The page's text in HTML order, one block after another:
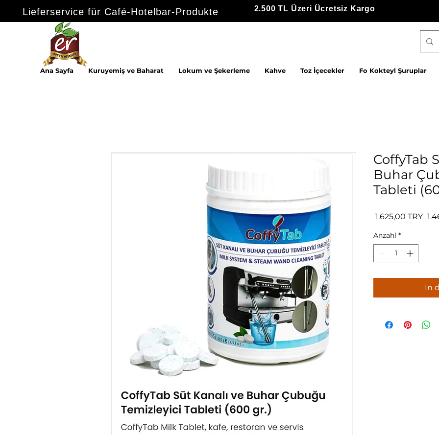
Lieferservice für Café-Hotelbar-Produkte 2.500 TL Üzeri Ücretsiz Kargo
Ana Sayfa Kuruyemiş ve Baharat Lokum ve Şekerleme Kahve Toz İçecekler Fo Kokteyl Şuruplar
CoffyTab
Buhar
Tableti
1.625,00 TRY
Anzahl *
In